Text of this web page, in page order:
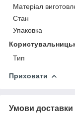
Матеріал
Стан
Упаковка
Тип
Приховати
Умови доставки